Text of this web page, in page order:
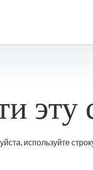
эту
используйте